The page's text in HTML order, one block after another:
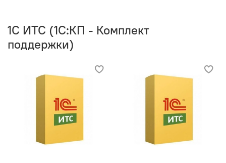
1C ИТС (1С:КП - Комплект
поддержки)